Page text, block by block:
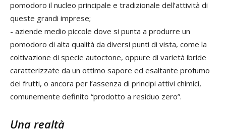
pomodoro il nucleo principale e tradizionale dell’attività di
queste grandi imprese;
- aziende medio piccole dove si punta a produrre un
pomodoro di alta qualità da diversi punti di vista, come la
coltivazione di specie autoctone, oppure di varietà ibride
caratterizzate da un ottimo sapore ed esaltante profumo
dei frutti, o ancora per l’assenza di principi attivi chimici,
comunemente definito “prodotto a residuo zero”.
Una realtà